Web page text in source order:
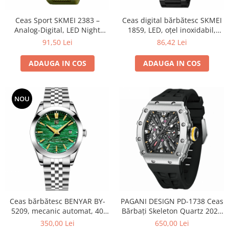
Ceas Sport SKMEI 2383 –
Analog-Digital, LED Night
Light, Cronometru, Calendar,
Time, Shockproof
91,50 Lei
ADAUGA IN COS
Ceas digital bărbătesc SKMEI
1859, LED, oțel inoxidabil,
waterproof 5ATM
86,42 Lei
ADAUGA IN COS
NOU
Ceas bărbătesc BENYAR BY-
5209, mecanic automat, 40
mm, diver, rezistent la apă
350,00 Lei
PAGANI DESIGN PD-1738 Ceas
Bărbați Skeleton Quartz 2025
| Safir, Curea Silicon,
650,00 Lei